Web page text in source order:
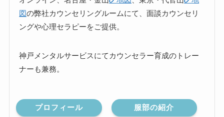
図の弊社カウンセリングルームにて、面談カウンセリ
ングや心理セラピーをご提供。
神戸メンタルサービスにてカウンセラー育成のトレー
ナーも兼務。
プロフィール 服部の紹介